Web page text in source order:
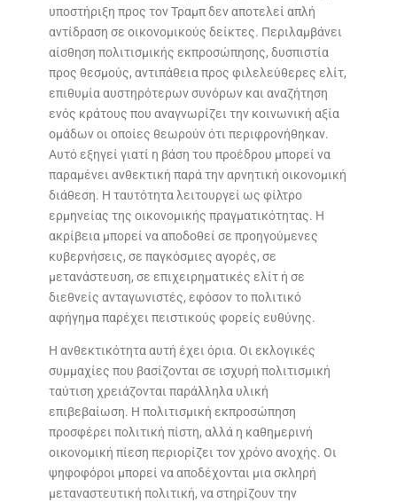
υποστήριξη προς τον Τραμπ δεν αποτελεί απλή
αντίδραση σε οικονομικούς δείκτες. Περιλαμβάνει
αίσθηση πολιτισμικής εκπροσώπησης, δυσπιστία
προς θεσμούς, αντιπάθεια προς φιλελεύθερες ελίτ,
επιθυμία αυστηρότερων συνόρων και αναζήτηση
ενός κράτους που αναγνωρίζει την κοινωνική αξία
ομάδων οι οποίες θεωρούν ότι περιφρονήθηκαν.
Αυτό εξηγεί γιατί η βάση του προέδρου μπορεί να
παραμένει ανθεκτική παρά την αρνητική οικονομική
διάθεση. Η ταυτότητα λειτουργεί ως φίλτρο
ερμηνείας της οικονομικής πραγματικότητας. Η
ακρίβεια μπορεί να αποδοθεί σε προηγούμενες
κυβερνήσεις, σε παγκόσμιες αγορές, σε
μετανάστευση, σε επιχειρηματικές ελίτ ή σε
διεθνείς ανταγωνιστές, εφόσον το πολιτικό
αφήγημα παρέχει πειστικούς φορείς ευθύνης.
Η ανθεκτικότητα αυτή έχει όρια. Οι εκλογικές
συμμαχίες που βασίζονται σε ισχυρή πολιτισμική
ταύτιση χρειάζονται παράλληλα υλική
επιβεβαίωση. Η πολιτισμική εκπροσώπηση
προσφέρει πολιτική πίστη, αλλά η καθημερινή
οικονομική πίεση περιορίζει τον χρόνο ανοχής. Οι
ψηφοφόροι μπορεί να αποδέχονται μια σκληρή
μεταναστευτική πολιτική, να στηρίζουν την